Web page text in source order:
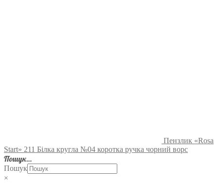
Пензлик «Rosa
Start» 211 Білка кругла №04 коротка ручка чорний ворс
Пошук…
Пошук
×